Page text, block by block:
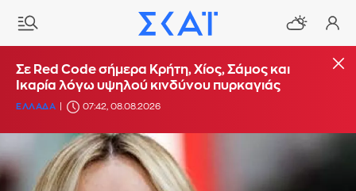
Σε Red Code σήμερα Κρήτη, Χίος, Σάμος και
Ικαρία λόγω υψηλού κινδύνου πυρκαγιάς
ΕΛΛΑΔΑ 07:42, 08.08.2026